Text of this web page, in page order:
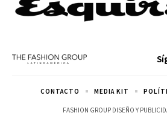
FASHION GROUP DISEÑO Y
CONTACTO MEDIA KIT